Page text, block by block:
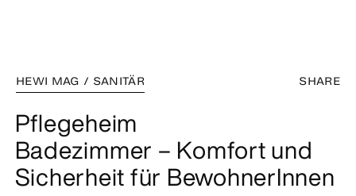
SHARE
HEWI MAG / SANITÄR
Pflegeheim
Badezimmer – Komfort und
Sicherheit für BewohnerInnen